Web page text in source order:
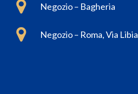
Negozio – Bagheria
Negozio – Roma, Via Libia